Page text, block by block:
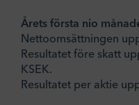
Årets första nio
Nettoomsättningen
Resultatet före skatt
KSEK.
Resultatet per aktie